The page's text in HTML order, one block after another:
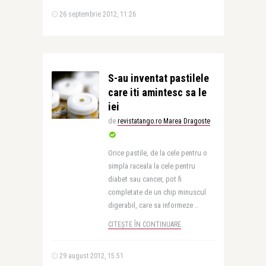
26 septembrie 2012, 11:26
S-au inventat pastilele
care iti amintesc sa le
iei
de revistatango.ro Marea Dragoste
Orice pastile, de la cele pentru o
simpla raceala la cele pentru
diabet sau cancer, pot fi
completate de un chip minuscul
digerabil, care sa informeze ..
CITEȘTE ÎN CONTINUARE
29 august 2012, 15:51